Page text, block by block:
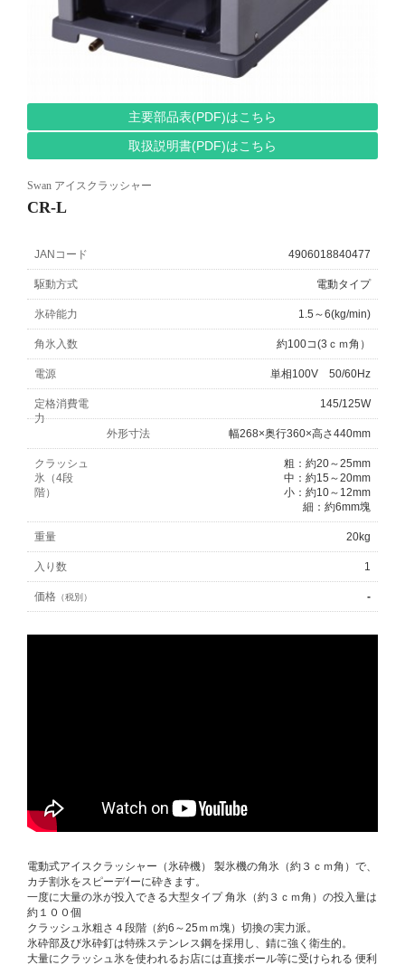
主要部品表(PDF)はこちら
取扱説明書(PDF)はこちら
Swan アイスクラッシャー
CR-L
JANコード 4906018840477
駆動方式 電動タイプ
氷砕能力 1.5～6(kg/min)
角氷入数 約100コ(3ｃｍ角）
電源 単相100V 50/60Hz
定格消費電
力
145/125W
外形寸法 幅268×奥行360×高さ440mm
クラッシュ
氷（4段
階）
粗：約20～25mm
中：約15～20mm
小：約10～12mm
細：約6mm塊
重量 20kg
入り数 1
価格（税別） -
電動式アイスクラッシャー（氷砕機） 製氷機の角氷（約３ｃｍ角）で、
カチ割氷をスピーデｲーに砕きます。
一度に大量の氷が投入できる大型タイプ 角氷（約３ｃｍ角）の投入量は
約１００個
クラッシュ氷粗さ４段階（約6～25ｍｍ塊）切換の実力派。
氷砕部及び氷砕釘は特殊ステンレス鋼を採用し、錆に強く衛生的。
大量にクラッシュ氷を使われるお店には直接ボール等に受けられる 便利